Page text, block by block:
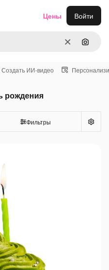
ОчиститьПоиск
Цены Войти
Создать ИИ-видео
рождения
Фильтры